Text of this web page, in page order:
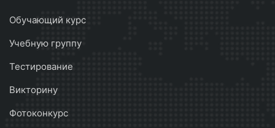
Обучающий курс
Учебную группу
Тестирование
Викторину
Фотоконкурс